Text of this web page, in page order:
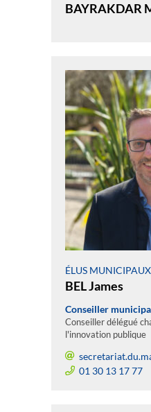
BAYRAKDAR
ÉLUS MUNICIPAUX
BEL James
Conseiller
Conseiller délégué
l'innovation publique
01 30 13 17 77